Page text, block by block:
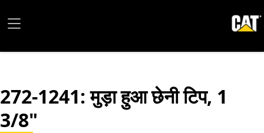
272-1241: मुड़ा हुआ छेनी टिप, 1
3/8"